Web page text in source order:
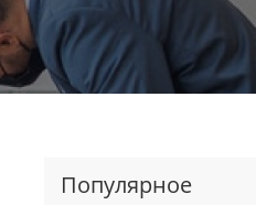
Популярное